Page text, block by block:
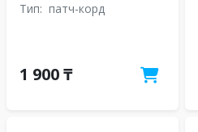
Тип: патч-корд
1 900 ₸